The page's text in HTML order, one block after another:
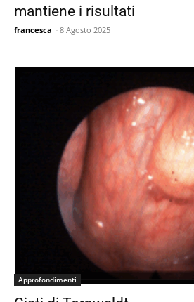
mantiene i risultati
francesca - 8 Agosto 2025
Approfondimenti